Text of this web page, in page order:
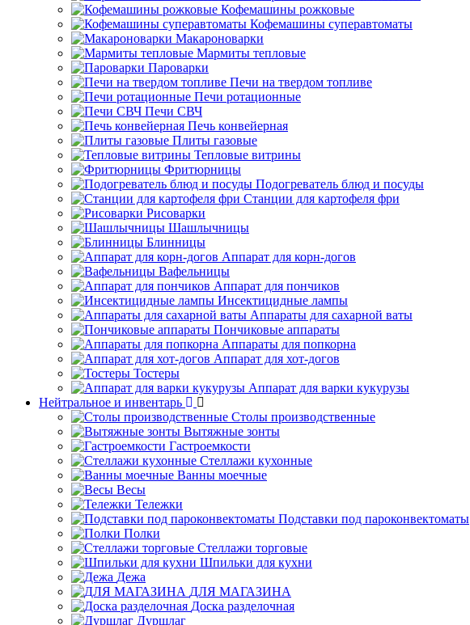
Кофемашины рожковые
Кофемашины суперавтоматы
Макароноварки
Мармиты тепловые
Пароварки
Печи на твердом топливе
Печи ротационные
Печи СВЧ
Печь конвейерная
Плиты газовые
Тепловые витрины
Фритюрницы
Подогреватель блюд и посуды
Станции для картофеля фри
Рисоварки
Шашлычницы
Блинницы
Аппарат для корн-догов
Вафельницы
Аппарат для пончиков
Инсектицидные лампы
Аппараты для сахарной ваты
Пончиковые аппараты
Аппараты для попкорна
Аппарат для хот-догов
Тостеры
Аппарат для варки кукурузы
Нейтральное и инвентарь
Столы производственные
Вытяжные зонты
Гастроемкости
Стеллажи кухонные
Ванны моечные
Весы
Тележки
Подставки под пароконвектоматы
Полки
Стеллажи торговые
Шпильки для кухни
Дежа
ДЛЯ МАГАЗИНА
Доска разделочная
Дуршлаг